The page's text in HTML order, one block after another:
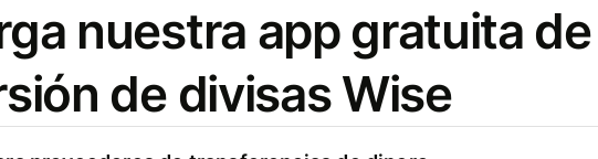
nuestra app gratuita de
de divisas Wise